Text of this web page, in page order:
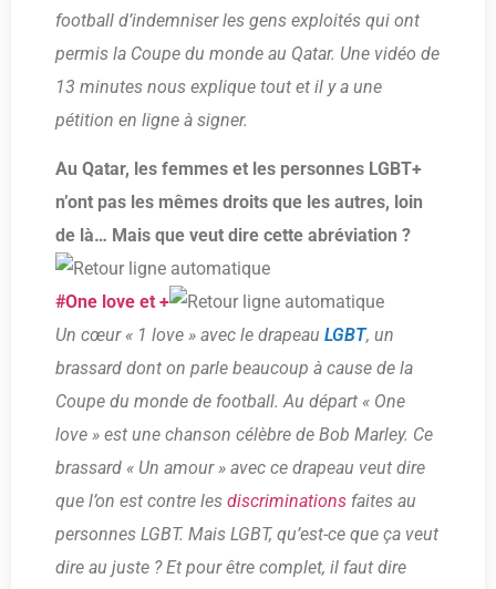
football d’indemniser les gens exploités qui ont
permis la Coupe du monde au Qatar. Une vidéo de
13 minutes nous explique tout et il y a une
pétition en ligne à signer.
Au Qatar, les femmes et les personnes LGBT+
n’ont pas les mêmes droits que les autres, loin
de là… Mais que veut dire cette abréviation ?
#One love et +
Un cœur « 1 love » avec le drapeau LGBT, un
brassard dont on parle beaucoup à cause de la
Coupe du monde de football. Au départ « One
love » est une chanson célèbre de Bob Marley. Ce
brassard « Un amour » avec ce drapeau veut dire
que l’on est contre les discriminations faites au
personnes LGBT. Mais LGBT, qu’est-ce que ça veut
dire au juste ? Et pour être complet, il faut dire